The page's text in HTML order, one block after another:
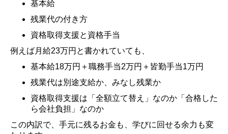
基本給
残業代の付き方
資格取得支援と資格手当
例えば月給23万円と書かれていても、
基本給18万円＋職務手当2万円＋皆勤手当1万円
残業代は別途支給か、みなし残業か
資格取得支援は「全額立て替え」なのか「合格した
ら会社負担」なのか
この内訳で、手元に残るお金も、学びに回せる余力も変